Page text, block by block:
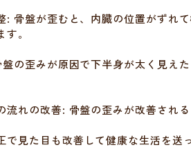
: 骨盤が歪むと、内臓の位置がずれ
。
の歪みが原因で下半身が太く見え
流れの改善: 骨盤の歪みが改善され
で見た目も改善して健康な生活を送